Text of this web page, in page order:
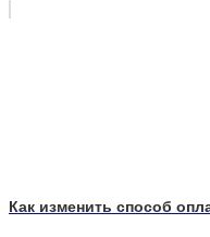
Как изменить способ